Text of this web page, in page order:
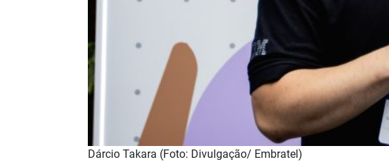
Dárcio Takara (Foto: Divulgação/ Embratel)